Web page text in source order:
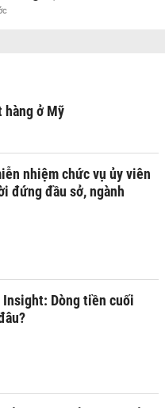
hàng ở Mỹ
nhiệm chức vụ ủy viên
đứng đầu sở, ngành
Insight: Dòng tiền cuối